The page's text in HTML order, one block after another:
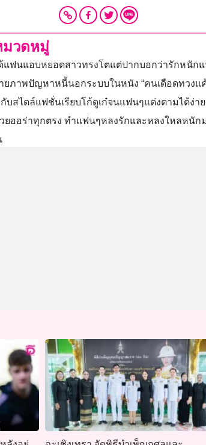
มวดหมู่
ด้แฟนแอบหยอดสาวทรงโตแต่ปากบอกว่ารักหนัก
ยภาพปัญหาหนี้นอกระบบในหนัง “คนเดือดทวงแ
กับสไตล์แฟชั่นเรียบโก้ดูเก๋จนแฟนๆแต่งตามได้ง่า
วยออร่าทุกตรง ทำแฟนๆหลงรักและหลงใหลหนัก